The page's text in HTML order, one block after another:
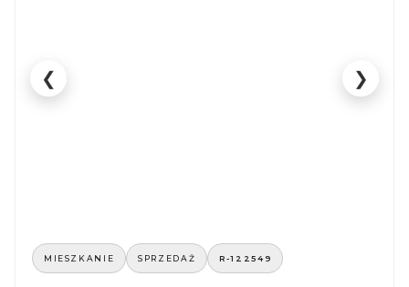
❮ ❯
MIESZKANIE SPRZEDAŻ R-122549